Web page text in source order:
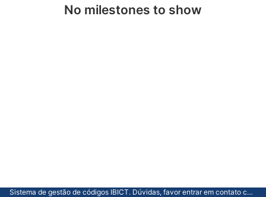
No milestones to show
Sistema de gestão de códigos IBICT. Dúvidas, favor entrar em contato com a CGTI.